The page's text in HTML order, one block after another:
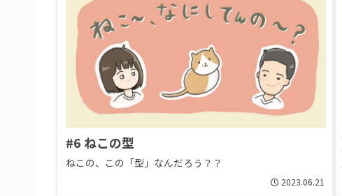
#6 ねこの型
ねこの、この「型」なんだろう？？
2023.06.21